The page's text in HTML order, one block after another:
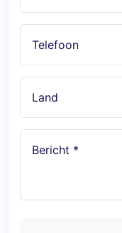
Telefoon
Land
Bericht *